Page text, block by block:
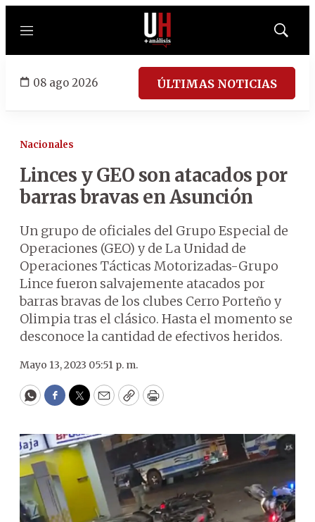
Menú
Mostrar
08 ago 2026 ÚLTIMAS NOTICIAS
Nacionales
Linces y GEO son atacados por
barras bravas en Asunción
Un grupo de oficiales del Grupo Especial de
Operaciones (GEO) y de La Unidad de
Operaciones Tácticas Motorizadas-Grupo
Lince fueron salvajemente atacados por
barras bravas de los clubes Cerro Porteño y
Olimpia tras el clásico. Hasta el momento se
desconoce la cantidad de efectivos heridos.
Mayo 13, 2023 05:51 p. m.
WhatsApp
Facebook
Twitter
EmailCopyPrint